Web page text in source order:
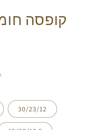
קופסה
מחושבת במהלך התשלום.
30/23/12